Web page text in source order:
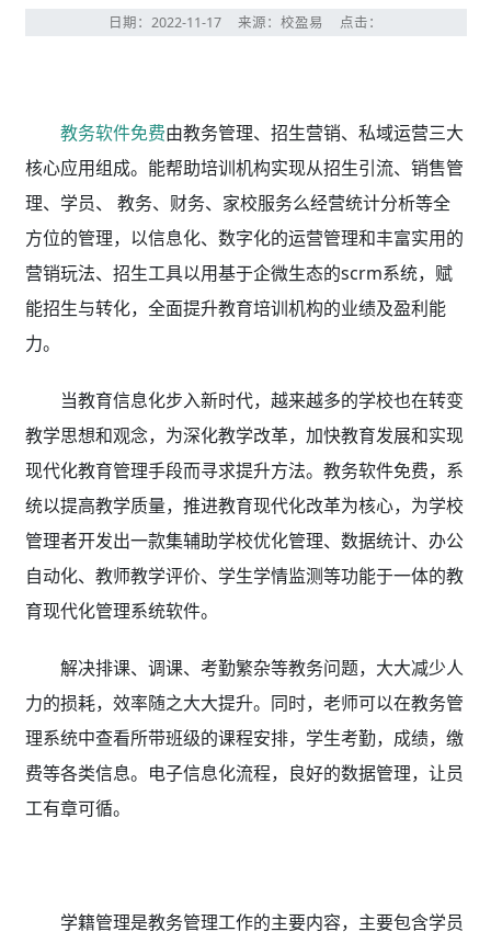
日期：2022-11-17 来源：校盈易 点击：
教务软件免费由教务管理、招生营销、私域运营三大
核心应用组成。能帮助培训机构实现从招生引流、销售管
理、学员、 教务、财务、家校服务么经营统计分析等全
方位的管理，以信息化、数字化的运营管理和丰富实用的
营销玩法、招生工具以用基于企微生态的scrm系统，赋
能招生与转化，全面提升教育培训机构的业绩及盈利能
力。
当教育信息化步入新时代，越来越多的学校也在转变
教学思想和观念，为深化教学改革，加快教育发展和实现
现代化教育管理手段而寻求提升方法。教务软件免费，系
统以提高教学质量，推进教育现代化改革为核心，为学校
管理者开发出一款集辅助学校优化管理、数据统计、办公
自动化、教师教学评价、学生学情监测等功能于一体的教
育现代化管理系统软件。
解决排课、调课、考勤繁杂等教务问题，大大减少人
力的损耗，效率随之大大提升。同时，老师可以在教务管
理系统中查看所带班级的课程安排，学生考勤，成绩，缴
费等各类信息。电子信息化流程，良好的数据管理，让员
工有章可循。
学籍管理是教务管理工作的主要内容，主要包含学员